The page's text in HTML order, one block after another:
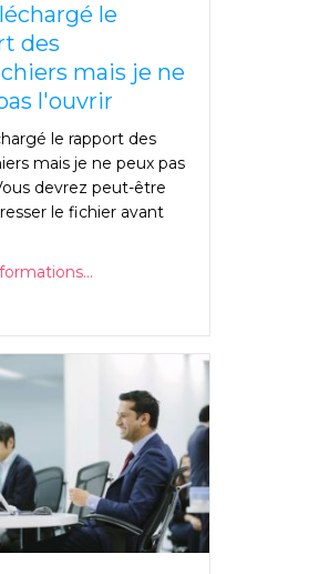
le
des
mais je ne
l'ouvrir
le rapport des
mais je ne peux pas
devrez peut-être
le fichier avant